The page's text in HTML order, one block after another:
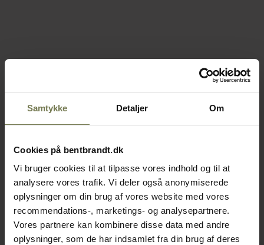
Samtykke Detaljer Om
Cookies på bentbrandt.dk
Vi bruger cookies til at tilpasse vores indhold og til at
analysere vores trafik. Vi deler også anonymiserede
oplysninger om din brug af vores website med vores
recommendations-, marketings- og analysepartnere.
Vores partnere kan kombinere disse data med andre
oplysninger, som de har indsamlet fra din brug af deres